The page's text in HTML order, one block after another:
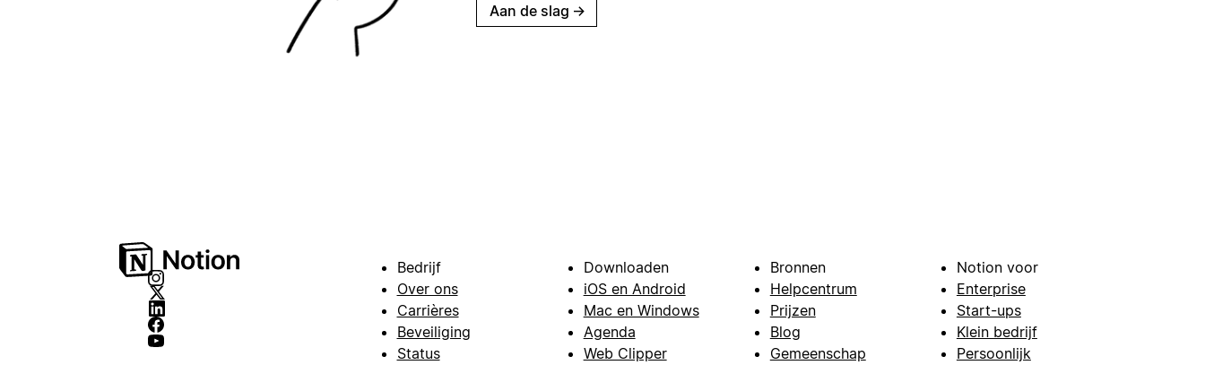
Aan de slag →
Bedrijf
Over ons
Carrières
Beveiliging
Status
Downloaden
iOS en Android
Mac en Windows
Agenda
Web Clipper
Bronnen
Helpcentrum
Prijzen
Blog
Gemeenschap
Notion voor
Enterprise
Start-ups
Klein bedrijf
Persoonlijk